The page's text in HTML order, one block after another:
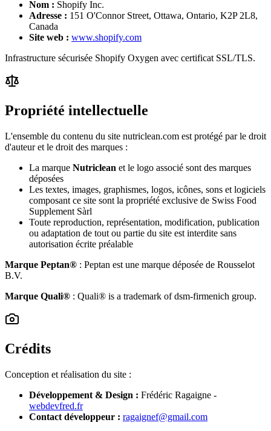
Nom : Shopify Inc.
Adresse : 151 O'Connor Street, Ottawa, Ontario, K2P 2L8,
Canada
Site web : www.shopify.com
Infrastructure sécurisée Shopify Oxygen avec certificat SSL/TLS.
Propriété intellectuelle
L'ensemble du contenu du site nutriclean.com est protégé par le droit
d'auteur et le droit des marques :
La marque Nutriclean et le logo associé sont des marques
déposées
Les textes, images, graphismes, logos, icônes, sons et logiciels
composant ce site sont la propriété exclusive de Swiss Food
Supplement Sàrl
Toute reproduction, représentation, modification, publication
ou adaptation de tout ou partie du site est interdite sans
autorisation écrite préalable
Marque Peptan® : Peptan est une marque déposée de Rousselot
B.V.
Marque Quali® : Quali® is a trademark of dsm-firmenich group.
Crédits
Conception et réalisation du site :
Développement & Design : Frédéric Ragaigne -
webdevfred.fr
Contact développeur : ragaignef@gmail.com